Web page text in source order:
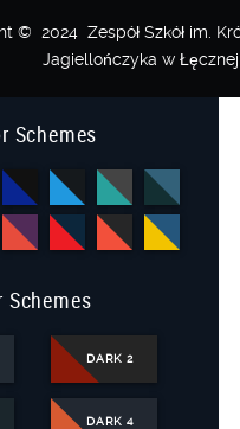
© 2024 Zespół Szkół im.
Jagiellończyka w Łęcznej
Schemes
Schemes
DARK 2
DARK 4